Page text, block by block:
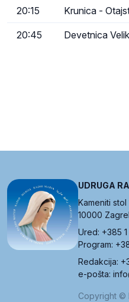
20:15 Krunica -
20:45 Devetnica
UDRUGA
Kameniti stol
10000
Ured: +385
Program:
Redakcija:
e-pošta:
Copyright ©